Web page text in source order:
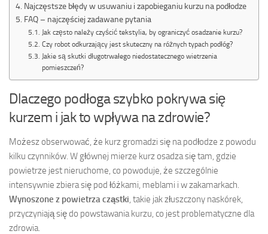
Najczęstsze błędy w usuwaniu i zapobieganiu kurzu na podłodze
FAQ – najczęściej zadawane pytania
Jak często należy czyścić tekstylia, by ograniczyć osadzanie kurzu?
Czy robot odkurzający jest skuteczny na różnych typach podłóg?
Jakie są skutki długotrwałego niedostatecznego wietrzenia
pomieszczeń?
Dlaczego podłoga szybko pokrywa się
kurzem i jak to wpływa na zdrowie?
Możesz obserwować, że kurz gromadzi się na podłodze z powodu
kilku czynników. W głównej mierze kurz osadza się tam, gdzie
powietrze jest nieruchome, co powoduje, że szczególnie
intensywnie zbiera się pod łóżkami, meblami i w zakamarkach.
Wynoszone z powietrza cząstki , takie jak złuszczony naskórek,
przyczyniają się do powstawania kurzu, co jest problematyczne dla
zdrowia.